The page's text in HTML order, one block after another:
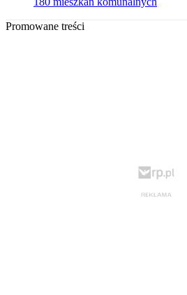
Promowane treści